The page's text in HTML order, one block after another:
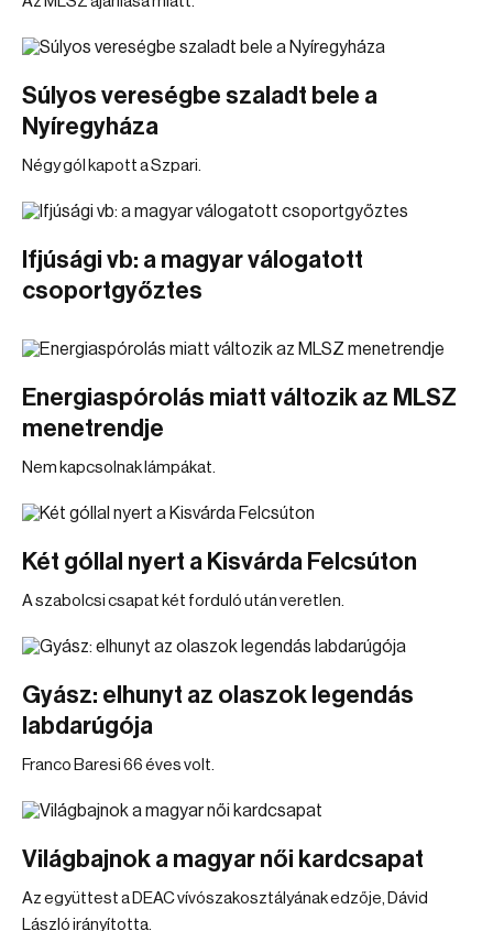
Súlyos vereségbe szaladt bele a
Nyíregyháza
Négy gól kapott a Szpari.
Ifjúsági vb: a magyar válogatott
csoportgyőztes
Energiaspórolás miatt változik az MLSZ
menetrendje
Nem kapcsolnak lámpákat.
Két góllal nyert a Kisvárda Felcsúton
A szabolcsi csapat két forduló után veretlen.
Gyász: elhunyt az olaszok legendás
labdarúgója
Franco Baresi 66 éves volt.
Világbajnok a magyar női kardcsapat
Az együttest a DEAC vívószakosztályának edzője, Dávid
László irányította.